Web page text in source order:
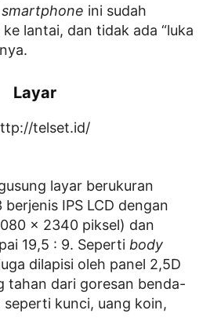
smartphone ini sudah
lantai, dan tidak ada “luka
Layar
layar berukuran
IPS LCD dengan
x 2340 piksel) dan
19,5 : 9. Seperti body
dilapisi oleh panel 2,5D
tahan dari goresan benda-
kunci, uang koin,